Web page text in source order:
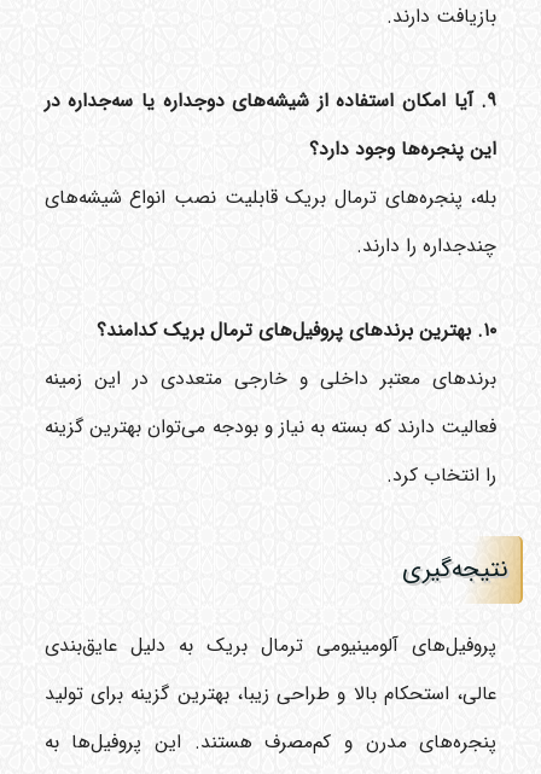
بازیافت دارند.
۹. آیا امکان استفاده از شیشه‌های دوجداره یا سه‌جداره در
این پنجره‌ها وجود دارد؟
بله، پنجره‌های ترمال بریک قابلیت نصب انواع شیشه‌های
چندجداره را دارند.
۱۰. بهترین برندهای پروفیل‌های ترمال بریک کدامند؟
برندهای معتبر داخلی و خارجی متعددی در این زمینه
فعالیت دارند که بسته به نیاز و بودجه می‌توان بهترین گزینه
را انتخاب کرد.
نتیجه‌گیری
پروفیل‌های آلومینیومی ترمال بریک به دلیل عایق‌بندی
عالی، استحکام بالا و طراحی زیبا، بهترین گزینه برای تولید
پنجره‌های مدرن و کم‌مصرف هستند. این پروفیل‌ها به